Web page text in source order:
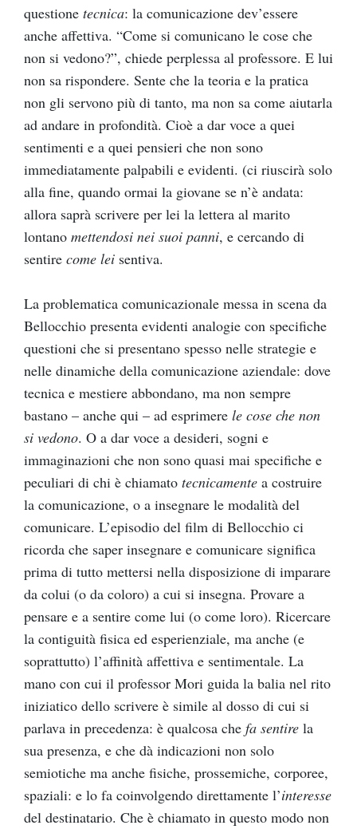
questione tecnica: la comunicazione dev’essere
anche affettiva. “Come si comunicano le cose che
non si vedono?”, chiede perplessa al professore. E lui
non sa rispondere. Sente che la teoria e la pratica
non gli servono più di tanto, ma non sa come aiutarla
ad andare in profondità. Cioè a dar voce a quei
sentimenti e a quei pensieri che non sono
immediatamente palpabili e evidenti. (ci riuscirà solo
alla fine, quando ormai la giovane se n’è andata:
allora saprà scrivere per lei la lettera al marito
lontano mettendosi nei suoi panni, e cercando di
sentire come lei sentiva.
La problematica comunicazionale messa in scena da
Bellocchio presenta evidenti analogie con specifiche
questioni che si presentano spesso nelle strategie e
nelle dinamiche della comunicazione aziendale: dove
tecnica e mestiere abbondano, ma non sempre
bastano – anche qui – ad esprimere le cose che non
si vedono. O a dar voce a desideri, sogni e
immaginazioni che non sono quasi mai specifiche e
peculiari di chi è chiamato tecnicamente a costruire
la comunicazione, o a insegnare le modalità del
comunicare. L’episodio del film di Bellocchio ci
ricorda che saper insegnare e comunicare significa
prima di tutto mettersi nella disposizione di imparare
da colui (o da coloro) a cui si insegna. Provare a
pensare e a sentire come lui (o come loro). Ricercare
la contiguità fisica ed esperienziale, ma anche (e
soprattutto) l’affinità affettiva e sentimentale. La
mano con cui il professor Mori guida la balia nel rito
iniziatico dello scrivere è simile al dosso di cui si
parlava in precedenza: è qualcosa che fa sentire la
sua presenza, e che dà indicazioni non solo
semiotiche ma anche fisiche, prossemiche, corporee,
spaziali: e lo fa coinvolgendo direttamente l’interesse
del destinatario. Che è chiamato in questo modo non